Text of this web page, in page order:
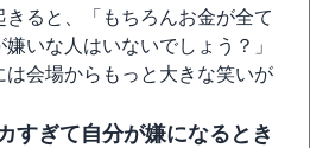
ると、「もちろんお金が全て
いな人はいないでしょう？」
は会場からもっと大きな笑いが
すぎて自分が嫌になるとき